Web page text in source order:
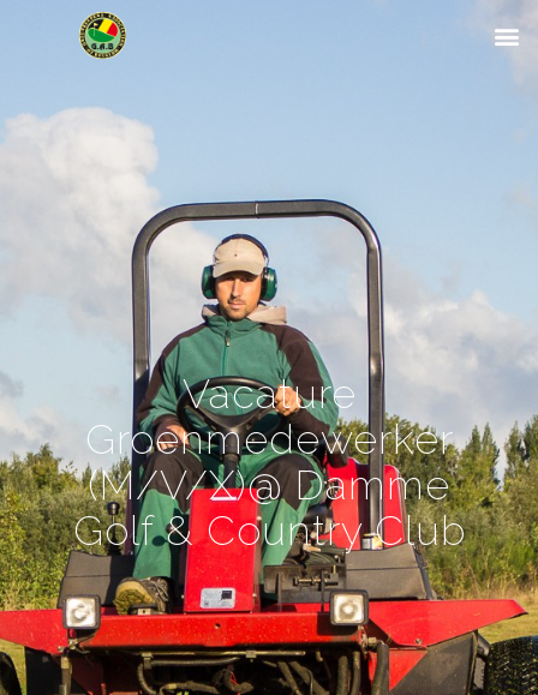
Vacature
Groenmedewerker
(M/V/X)@ Damme
Golf & Country Club